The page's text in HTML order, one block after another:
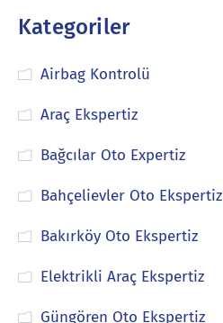
Kategoriler
Airbag Kontrolü
Araç Ekspertiz
Bağcılar Oto Expertiz
Bahçelievler Oto Ekspertiz
Bakırköy Oto Ekspertiz
Elektrikli Araç Ekspertiz
Güngören Oto Ekspertiz